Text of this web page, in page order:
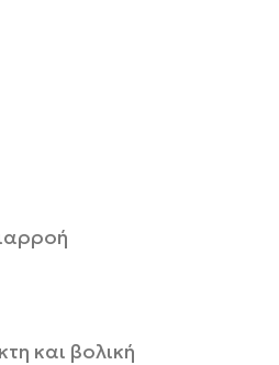
και βολική